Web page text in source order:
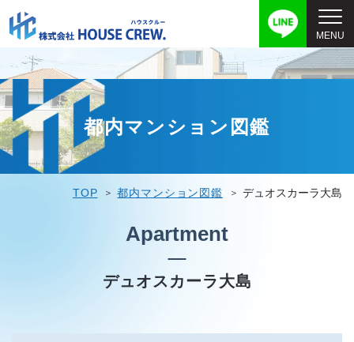
都内マンション図鑑
TOP 都内マンション図鑑 デュオスカーラ大島
Apartment
デュオスカーラ大島